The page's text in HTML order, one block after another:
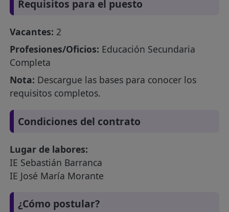
Requisitos para el puesto
Vacantes: 2
Profesiones/Oficios: Educación Secundaria
Completa
Nota: Descargue las bases para conocer los
requisitos completos.
Condiciones del contrato
Lugar de labores:
IE Sebastián Barranca
IE José María Morante
¿Cómo postular?